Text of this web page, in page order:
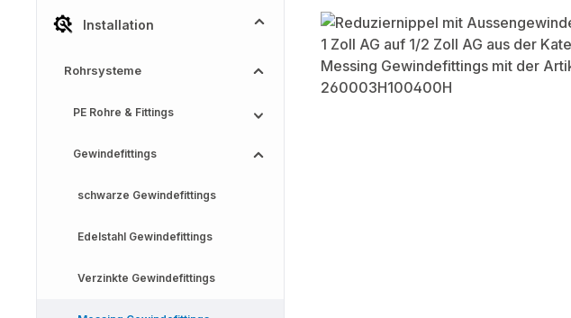
Installation
Rohrsysteme
PE Rohre & Fittings
Gewindefittings
schwarze Gewindefittings
Edelstahl Gewindefittings
Verzinkte Gewindefittings
Bildergalerie überspringen